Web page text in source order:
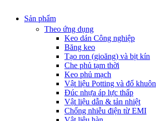
Sản phẩm
Theo ứng dụng
Keo dán Công nghiệp
Băng keo
Tạo ron (gioăng) và bịt kín
Che phủ tạm thời
Keo phủ mạch
Vật liệu Potting và đổ khuôn
Đúc nhựa áp lực thấp
Vật liệu dẫn & tản nhiệt
Chống nhiễu điện từ EMI